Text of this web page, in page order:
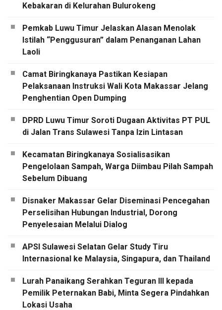
Kebakaran di Kelurahan Bulurokeng
Pemkab Luwu Timur Jelaskan Alasan Menolak
Istilah “Penggusuran” dalam Penanganan Lahan
Laoli
Camat Biringkanaya Pastikan Kesiapan
Pelaksanaan Instruksi Wali Kota Makassar Jelang
Penghentian Open Dumping
DPRD Luwu Timur Soroti Dugaan Aktivitas PT PUL
di Jalan Trans Sulawesi Tanpa Izin Lintasan
Kecamatan Biringkanaya Sosialisasikan
Pengelolaan Sampah, Warga Diimbau Pilah Sampah
Sebelum Dibuang
Disnaker Makassar Gelar Diseminasi Pencegahan
Perselisihan Hubungan Industrial, Dorong
Penyelesaian Melalui Dialog
APSI Sulawesi Selatan Gelar Study Tiru
Internasional ke Malaysia, Singapura, dan Thailand
Lurah Panaikang Serahkan Teguran III kepada
Pemilik Peternakan Babi, Minta Segera Pindahkan
Lokasi Usaha